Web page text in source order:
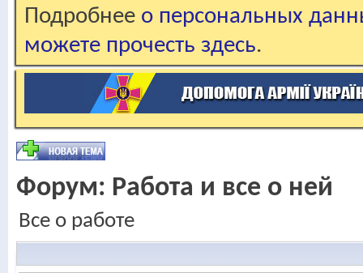
Подробнее о персональных
можете прочесть здесь.
Форум: Работа и все о ней
Все о работе